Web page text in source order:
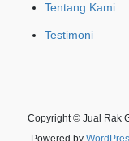
Tentang Kami
Testimoni
Copyright © Jual Rak